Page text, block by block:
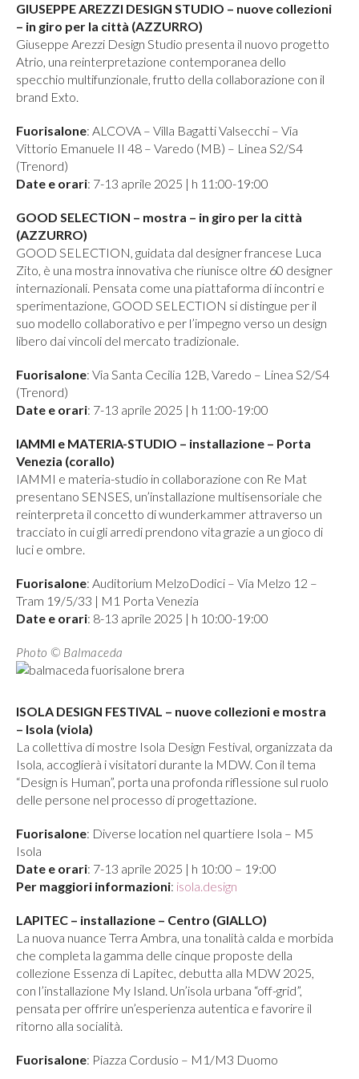
GIUSEPPE AREZZI DESIGN STUDIO – nuove collezioni
– in giro per la città (AZZURRO)
Giuseppe Arezzi Design Studio presenta il nuovo progetto
Atrio, una reinterpretazione contemporanea dello
specchio multifunzionale, frutto della collaborazione con il
brand Exto.
Fuorisalone: ALCOVA – Villa Bagatti Valsecchi – Via
Vittorio Emanuele II 48 – Varedo (MB) – Linea S2/S4
(Trenord)
Date e orari: 7-13 aprile 2025 | h 11:00-19:00
GOOD SELECTION – mostra – in giro per la città
(AZZURRO)
GOOD SELECTION, guidata dal designer francese Luca
Zito, è una mostra innovativa che riunisce oltre 60 designer
internazionali. Pensata come una piattaforma di incontri e
sperimentazione, GOOD SELECTION si distingue per il
suo modello collaborativo e per l’impegno verso un design
libero dai vincoli del mercato tradizionale.
Fuorisalone: Via Santa Cecilia 12B, Varedo – Linea S2/S4
(Trenord)
Date e orari: 7-13 aprile 2025 | h 11:00-19:00
IAMMI e MATERIA-STUDIO – installazione – Porta
Venezia (corallo)
IAMMI e materia-studio in collaborazione con Re Mat
presentano SENSES, un’installazione multisensoriale che
reinterpreta il concetto di wunderkammer attraverso un
tracciato in cui gli arredi prendono vita grazie a un gioco di
luci e ombre.
Fuorisalone: Auditorium MelzoDodici – Via Melzo 12 –
Tram 19/5/33 | M1 Porta Venezia
Date e orari: 8-13 aprile 2025 | h 10:00-19:00
Photo © Balmaceda
ISOLA DESIGN FESTIVAL – nuove collezioni e mostra
– Isola (viola)
La collettiva di mostre Isola Design Festival, organizzata da
Isola, accoglierà i visitatori durante la MDW. Con il tema
“Design is Human”, porta una profonda riflessione sul ruolo
delle persone nel processo di progettazione.
Fuorisalone: Diverse location nel quartiere Isola – M5
Isola
Date e orari: 7-13 aprile 2025 | h 10:00 – 19:00
Per maggiori informazioni: isola.design
LAPITEC – installazione – Centro (GIALLO)
La nuova nuance Terra Ambra, una tonalità calda e morbida
che completa la gamma delle cinque proposte della
collezione Essenza di Lapitec, debutta alla MDW 2025,
con l’installazione My Island. Un’isola urbana “off-grid”,
pensata per offrire un’esperienza autentica e favorire il
ritorno alla socialità.
Fuorisalone: Piazza Cordusio – M1/M3 Duomo